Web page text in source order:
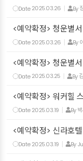
Date 2025.03.26 By
<예약확정> 청운별
Date 2025.03.26 By
<예약확정> 청운별
Date 2025.03.25 By
<예약확정> 워커힐
Date 2025.03.19 By
<예약확정> 신라호
Date 2025.03.19 By